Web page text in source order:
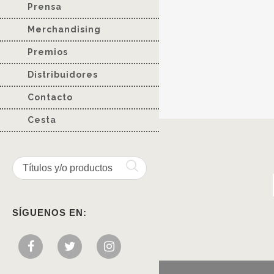
Prensa
Merchandising
Premios
Distribuidores
Contacto
Cesta
SÍGUENOS EN: